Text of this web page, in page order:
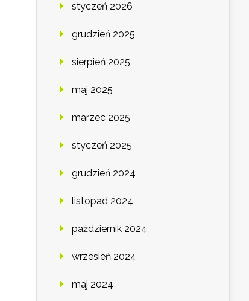
styczeń 2026
grudzień 2025
sierpień 2025
maj 2025
marzec 2025
styczeń 2025
grudzień 2024
listopad 2024
październik 2024
wrzesień 2024
maj 2024